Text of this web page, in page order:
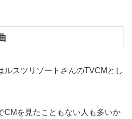
ルスツリゾートさんのTVCMとし
CMを見たこともない人も多いか